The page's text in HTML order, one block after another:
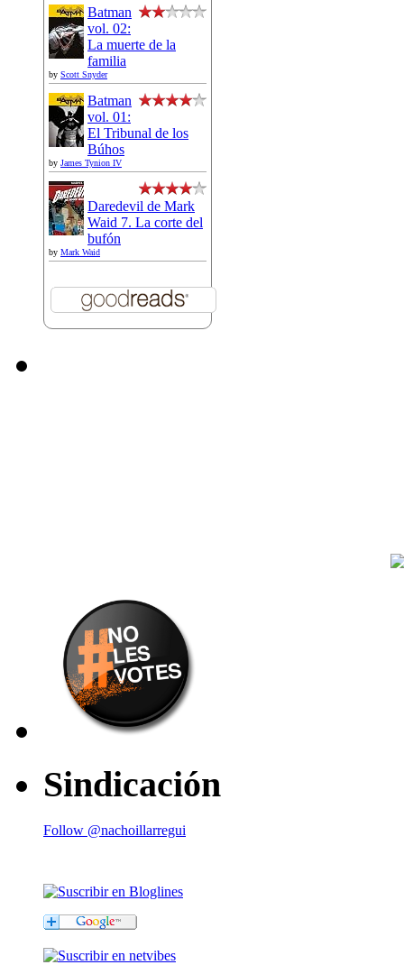
Batman
vol. 02:
La muerte de la
familia
by Scott Snyder
Batman
vol. 01:
El Tribunal de los
Búhos
by James Tynion IV
Daredevil de Mark
Waid 7. La corte del
bufón
by Mark Waid
Sindicación
Follow @nachoillarregui